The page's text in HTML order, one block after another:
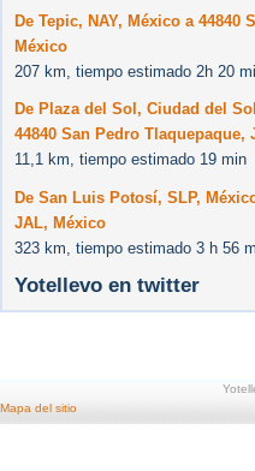
De Tepic, NAY, México a 44840
México
207 km, tiempo estimado 2h 20
De Plaza del Sol, Ciudad del
44840 San Pedro Tlaquepaque,
11,1 km, tiempo estimado 19 min
De San Luis Potosí, SLP,
JAL, México
323 km, tiempo estimado 3 h 56
Yotellevo en twitter
Mapa del sitio